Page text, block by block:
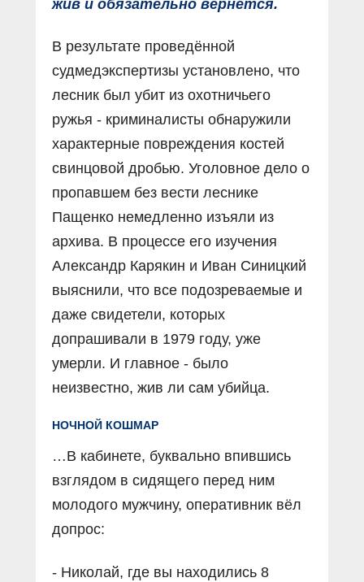
жив и обязательно вернётся.
В результате проведённой
судмедэкспертизы установлено, что
лесник был убит из охотничьего
ружья - криминалисты обнаружили
характерные повреждения костей
свинцовой дробью. Уголовное дело о
пропавшем без вести леснике
Пащенко немедленно изъяли из
архива. В процессе его изучения
Александр Карякин и Иван Синицкий
выяснили, что все подозреваемые и
даже свидетели, которых
допрашивали в 1979 году, уже
умерли. И главное - было
неизвестно, жив ли сам убийца.
НОЧНОЙ КОШМАР
…В кабинете, буквально впившись
взглядом в сидящего перед ним
молодого мужчину, оперативник вёл
допрос:
- Николай, где вы находились 8